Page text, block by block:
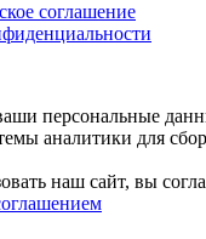
соглашение
персональные
аналитики для
наш сайт, вы